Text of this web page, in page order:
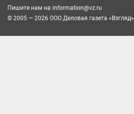
Пишите нам на information@vz.ru
© 2005 — 2026 ООО Деловая газета «Взгляд»